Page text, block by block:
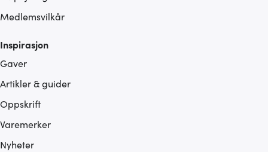
Medlemsvilkår
Inspirasjon
Gaver
Artikler & guider
Oppskrift
Varemerker
Nyheter